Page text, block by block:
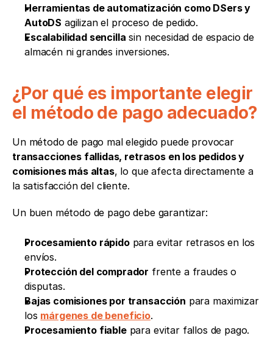
Herramientas de automatización como DSers y
AutoDS agilizan el proceso de pedido.
Escalabilidad sencilla sin necesidad de espacio de
almacén ni grandes inversiones.
¿Por qué es importante elegir
el método de pago adecuado?
Un método de pago mal elegido puede provocar
transacciones fallidas, retrasos en los pedidos y
comisiones más altas, lo que afecta directamente a
la satisfacción del cliente.
Un buen método de pago debe garantizar:
Procesamiento rápido para evitar retrasos en los
envíos.
Protección del comprador frente a fraudes o
disputas.
Bajas comisiones por transacción para maximizar
los márgenes de beneficio.
Procesamiento fiable para evitar fallos de pago.